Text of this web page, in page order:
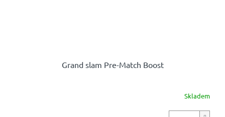
Grand slam Pre-Match Boost
Skladem